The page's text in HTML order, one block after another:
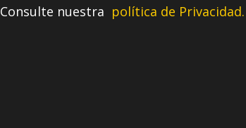
Consulte nuestra política de Privacidad.